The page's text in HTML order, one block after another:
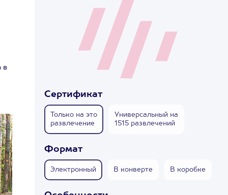
в
Сертификат
Только на это
развлечение
Универсальный на
1515 развлечений
Формат
Электронный В конверте В коробке